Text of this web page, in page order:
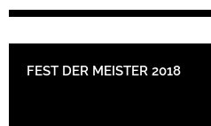
FEST DER MEISTER 2018